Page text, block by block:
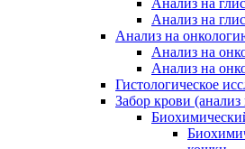
Анализ на
Анализ на
Анализ на
Анализ на
Анализ на
Гистологическое
Забор крови (анализ